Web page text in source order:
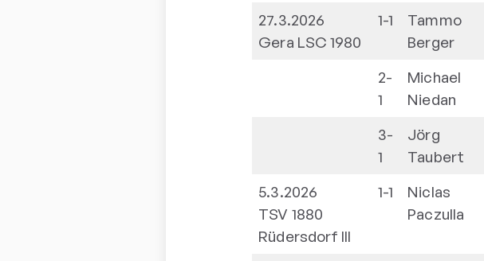
27.3.2026
Gera LSC 1980
1-1
Tammo
Berger
2-
1
Michael
Niedan
3-
1
Jörg
Taubert
5.3.2026
TSV 1880
Rüdersdorf III
1-1
Niclas
Paczulla